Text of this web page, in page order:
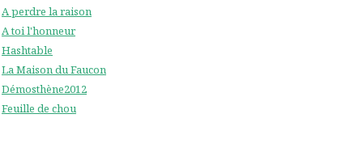
A perdre la raison
A toi l'honneur
Hashtable
La Maison du Faucon
Démosthène2012
Feuille de chou